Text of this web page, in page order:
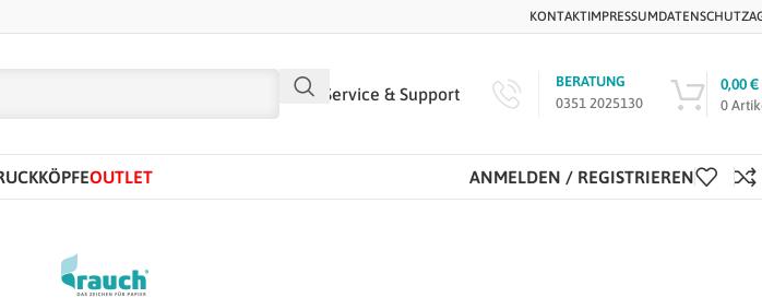
KONTAKTIMPRESSUMDATENSCHUTZ
Service & Support
BERATUNG
0351 2025130
0
0,00€
OUTLET
ANMELDEN / REGISTRIEREN